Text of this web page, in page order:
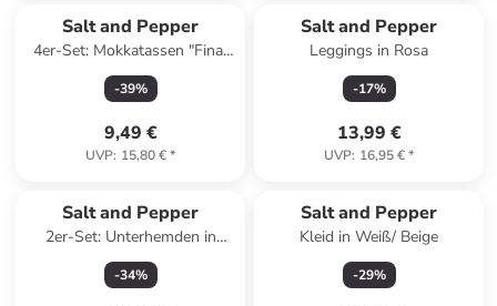
Salt and Pepper
4er-Set: Mokkatassen "Fina"
in Weiß/ Schwarz - 90 ml
-39%
9,49 €
UVP: 15,80 €*
Salt and Pepper
Leggings in Rosa
-17%
13,99 €
UVP: 16,95 €*
Salt and Pepper
2er-Set: Unterhemden in
Rosa/ Creme
-34%
Salt and Pepper
Kleid in Weiß/ Beige
-29%